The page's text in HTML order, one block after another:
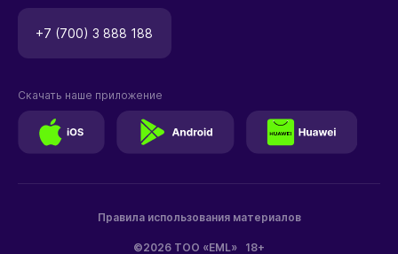
+7 (700) 3 888 188
©2026 ТОО «EML» 18+
Правила использования материалов
Скачать наше приложение